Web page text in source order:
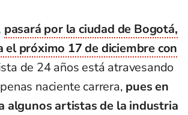
pasará por la ciudad de Bogotá,
próximo 17 de diciembre con
de 24 años está atravesando
naciente carrera, pues en
algunos artistas de la industria